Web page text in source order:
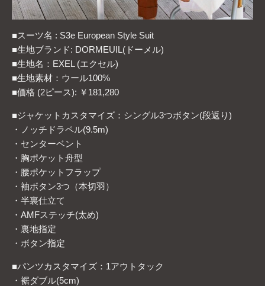
■スーツ名 : S3e European Style Suit
■生地ブランド: DORMEUIL(ドーメル)
■生地名：EXEL (エクセル)
■生地素材：ウール100%
■価格 (2ピース): ￥181,280
■ジャケットカスタマイズ：シングル3つボタン(段返り)
・ノッチドラペル(9.5m)
・センターベント
・胸ポケット舟型
・腰ポケットフラップ
・袖ボタン3つ（本切羽）
・半裏仕立て
・AMFステッチ(太め)
・裏地指定
・ボタン指定
■パンツカスタマイズ：1アウトタック
・裾ダブル(5cm)